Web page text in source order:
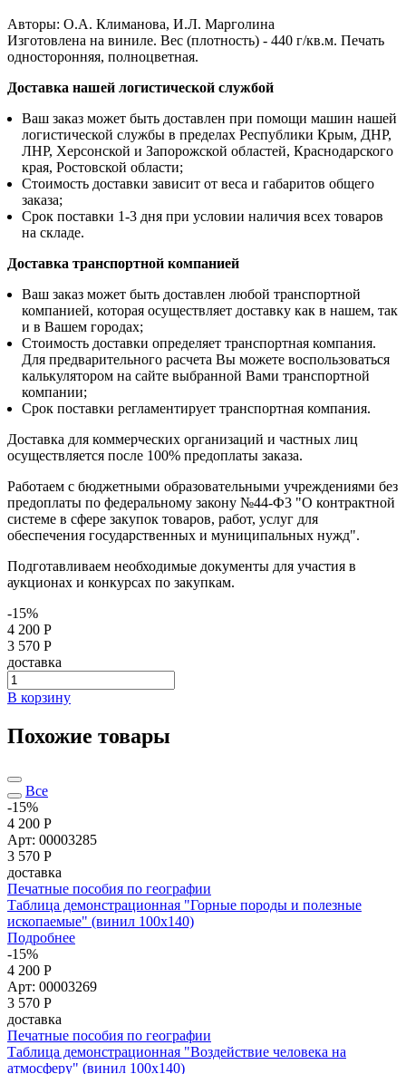
Авторы: О.А. Климанова, И.Л. Марголина
Изготовлена на виниле. Вес (плотность) - 440 г/кв.м. Печать
односторонняя, полноцветная.
Доставка нашей логистической службой
Ваш заказ может быть доставлен при помощи машин нашей
логистической службы в пределах Республики Крым, ДНР,
ЛНР, Херсонской и Запорожской областей, Краснодарского
края, Ростовской области;
Стоимость доставки зависит от веса и габаритов общего
заказа;
Срок поставки 1-3 дня при условии наличия всех товаров
на складе.
Доставка транспортной компанией
Ваш заказ может быть доставлен любой транспортной
компанией, которая осуществляет доставку как в нашем, так
и в Вашем городах;
Стоимость доставки определяет транспортная компания.
Для предварительного расчета Вы можете воспользоваться
калькулятором на сайте выбранной Вами транспортной
компании;
Срок поставки регламентирует транспортная компания.
Доставка для коммерческих организаций и частных лиц
осуществляется после 100% предоплаты заказа.
Работаем с бюджетными образовательными учреждениями без
предоплаты по федеральному закону №44-Ф3 "О контрактной
системе в сфере закупок товаров, работ, услуг для
обеспечения государственных и муниципальных нужд".
Подготавливаем необходимые документы для участия в
аукционах и конкурсах по закупкам.
-15%
4 200 Р
3 570 Р
доставка
В корзину
Похожие товары
Все
-15%
4 200 Р
Арт: 00003285
3 570 Р
доставка
Печатные пособия по географии
Таблица демонстрационная "Горные породы и полезные
ископаемые" (винил 100x140)
Подробнее
-15%
4 200 Р
Арт: 00003269
3 570 Р
доставка
Печатные пособия по географии
Таблица демонстрационная "Воздействие человека на
атмосферу" (винил 100x140)